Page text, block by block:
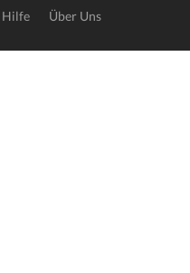
Hilfe Über Uns